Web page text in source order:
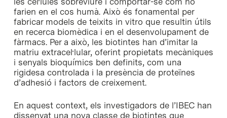
farien en el cos humà. Això és fonamental per
fabricar models de teixits in vitro que resultin útils
en recerca biomèdica i en el desenvolupament de
fàrmacs. Per a això, les biotintes han d’imitar la
matriu extracel·lular, oferint propietats mecàniques
i senyals bioquímics ben definits, com una
rigidesa controlada i la presència de proteïnes
d’adhesió i factors de creixement.
En aquest context, els investigadors de l’IBEC han
dissenyat una nova classe de biotintes que